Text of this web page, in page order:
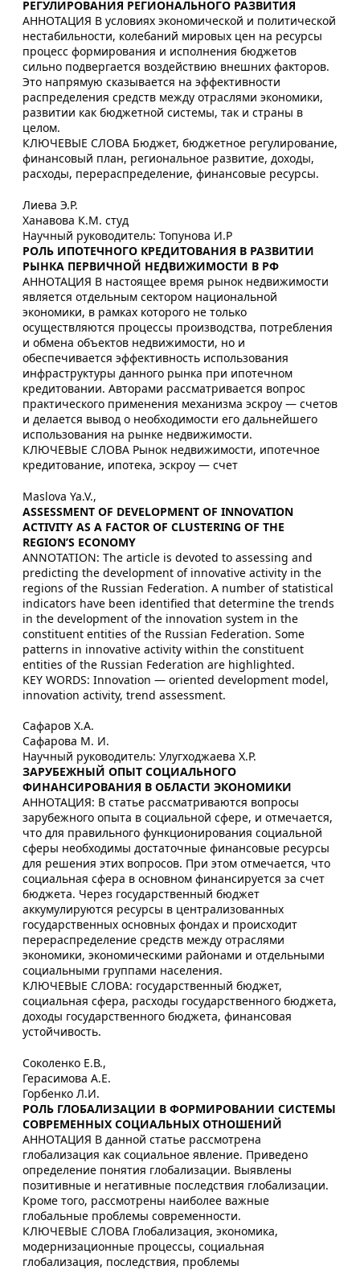
РЕГУЛИРОВАНИЯ РЕГИОНАЛЬНОГО РАЗВИТИЯ
АННОТАЦИЯ В условиях экономической и политической
нестабильности, колебаний мировых цен на ресурсы
процесс формирования и исполнения бюджетов
сильно подвергается воздействию внешних факторов.
Это напрямую сказывается на эффективности
распределения средств между отраслями экономики,
развитии как бюджетной системы, так и страны в
целом.
КЛЮЧЕВЫЕ СЛОВА Бюджет, бюджетное регулирование,
финансовый план, региональное развитие, доходы,
расходы, перераспределение, финансовые ресурсы.
Лиева Э.Р.
Ханавова К.М. студ
Научный руководитель: Топунова И.Р
РОЛЬ ИПОТЕЧНОГО КРЕДИТОВАНИЯ В РАЗВИТИИ
РЫНКА ПЕРВИЧНОЙ НЕДВИЖИМОСТИ В РФ
АННОТАЦИЯ В настоящее время рынок недвижимости
является отдельным сектором национальной
экономики, в рамках которого не только
осуществляются процессы производства, потребления
и обмена объектов недвижимости, но и
обеспечивается эффективность использования
инфраструктуры данного рынка при ипотечном
кредитовании. Авторами рассматривается вопрос
практического применения механизма эскроу — счетов
и делается вывод о необходимости его дальнейшего
использования на рынке недвижимости.
КЛЮЧЕВЫЕ СЛОВА Рынок недвижимости, ипотечное
кредитование, ипотека, эскроу — счет
Maslova Ya.V.,
ASSESSMENT OF DEVELOPMENT OF INNOVATION
ACTIVITY AS A FACTOR OF CLUSTERING OF THE
REGION’S ECONOMY
ANNOTATION: The article is devoted to assessing and
predicting the development of innovative activity in the
regions of the Russian Federation. A number of statistical
indicators have been identified that determine the trends
in the development of the innovation system in the
constituent entities of the Russian Federation. Some
patterns in innovative activity within the constituent
entities of the Russian Federation are highlighted.
KEY WORDS: Innovation — oriented development model,
innovation activity, trend assessment.
Сафаров Х.А.
Сафарова М. И.
Научный руководитель: Улугходжаева Х.Р.
ЗАРУБЕЖНЫЙ ОПЫТ СОЦИАЛЬНОГО
ФИНАНСИРОВАНИЯ В ОБЛАСТИ ЭКОНОМИКИ
АННОТАЦИЯ: В статье рассматриваются вопросы
зарубежного опыта в социальной сфере, и отмечается,
что для правильного функционирования социальной
сферы необходимы достаточные финансовые ресурсы
для решения этих вопросов. При этом отмечается, что
социальная сфера в основном финансируется за счет
бюджета. Через государственный бюджет
аккумулируются ресурсы в централизованных
государственных основных фондах и происходит
перераспределение средств между отраслями
экономики, экономическими районами и отдельными
социальными группами населения.
КЛЮЧЕВЫЕ СЛОВА: государственный бюджет,
социальная сфера, расходы государственного бюджета,
доходы государственного бюджета, финансовая
устойчивость.
Соколенко Е.В.,
Герасимова А.Е.
Горбенко Л.И.
РОЛЬ ГЛОБАЛИЗАЦИИ В ФОРМИРОВАНИИ СИСТЕМЫ
СОВРЕМЕННЫХ СОЦИАЛЬНЫХ ОТНОШЕНИЙ
АННОТАЦИЯ В данной статье рассмотрена
глобализация как социальное явление. Приведено
определение понятия глобализации. Выявлены
позитивные и негативные последствия глобализации.
Кроме того, рассмотрены наиболее важные
глобальные проблемы современности.
КЛЮЧЕВЫЕ СЛОВА Глобализация, экономика,
модернизационные процессы, социальная
глобализация, последствия, проблемы